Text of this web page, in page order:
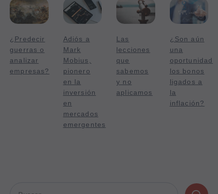
¿Predecir
guerras o
analizar
empresas?
Adiós a
Mark
Mobius,
pionero
en la
inversión
en
mercados
emergentes
Las
lecciones
que
sabemos
y no
aplicamos
¿Son aún
una
oportunidad
los bonos
ligados a
la
inflación?